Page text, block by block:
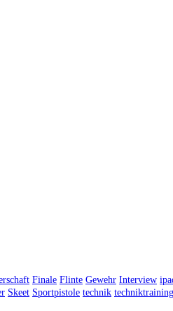
Finale Flinte Gewehr Interview
Skeet Sportpistole technik techniktraining